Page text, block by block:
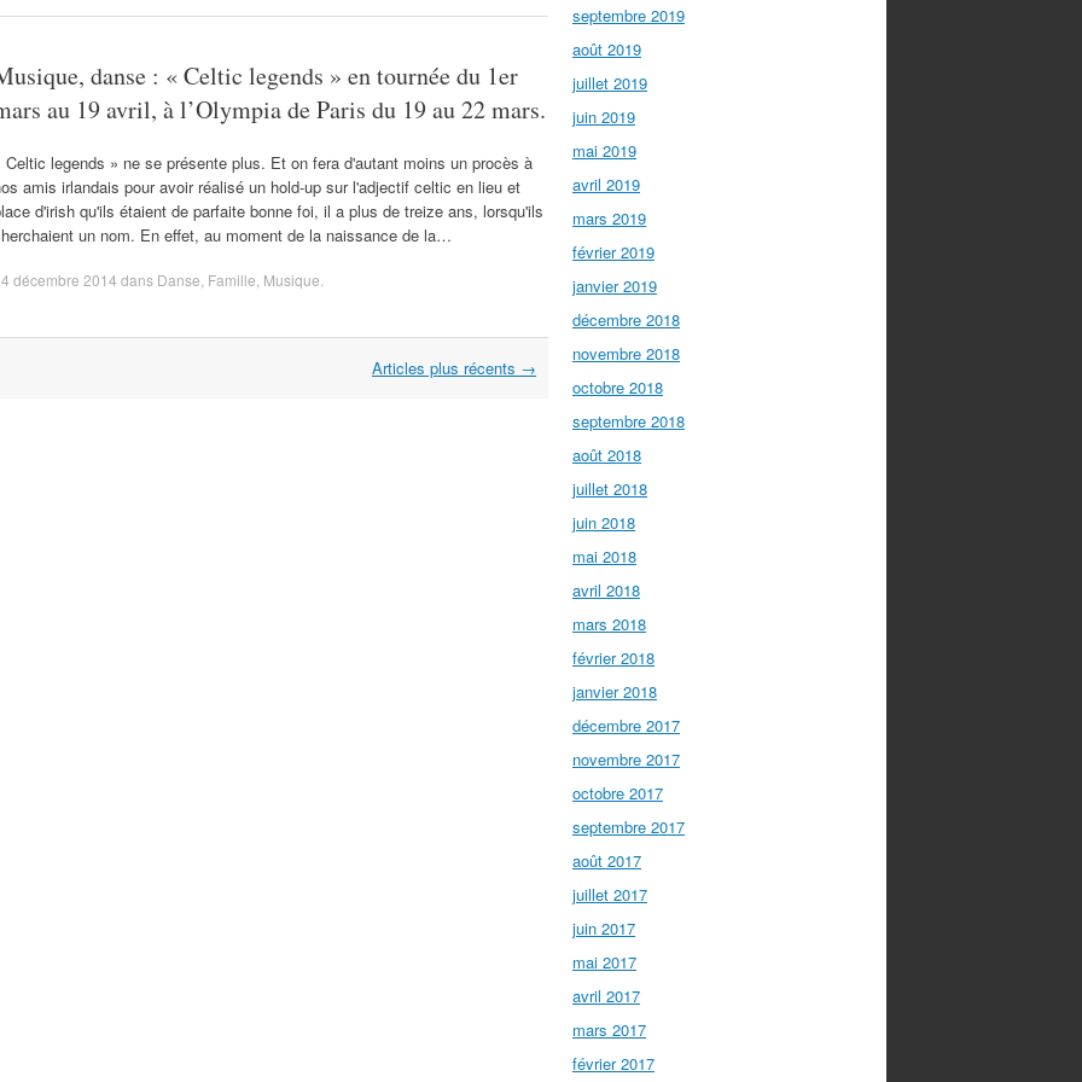
danse : « Celtic legends » en tournée du 1er
au 19 avril, à l’Olympia de Paris du 19 au 22 mars.
Celtic legends » ne se présente plus. Et on fera d'autant moins un procès à
amis irlandais pour avoir réalisé un hold-up sur l'adjectif celtic en lieu et
d'irish qu'ils étaient de parfaite bonne foi, il a plus de treize ans, lorsqu'ils
un nom. En effet, au moment de la naissance de la…
décembre 2014 dans Danse Famille Musique
Articles plus récents →
septembre 2019
août 2019
juillet 2019
juin 2019
mai 2019
avril 2019
mars 2019
février 2019
janvier 2019
décembre 2018
novembre 2018
octobre 2018
septembre 2018
août 2018
juillet 2018
juin 2018
mai 2018
avril 2018
mars 2018
février 2018
janvier 2018
décembre 2017
novembre 2017
octobre 2017
septembre 2017
août 2017
juillet 2017
juin 2017
mai 2017
avril 2017
mars 2017
février 2017